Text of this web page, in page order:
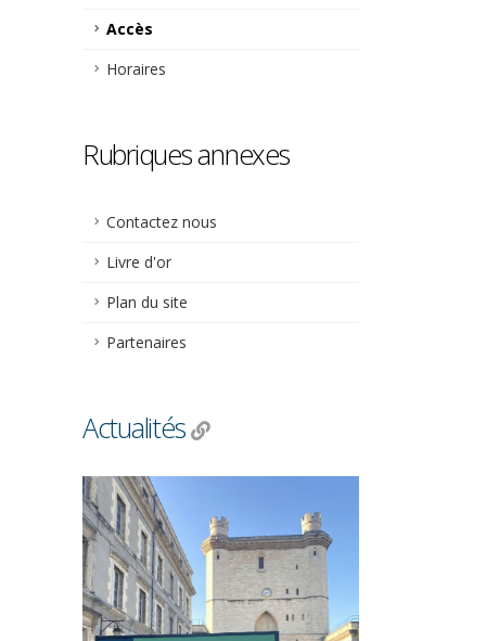
Accès
Horaires
Rubriques annexes
Contactez nous
Livre d'or
Plan du site
Partenaires
Actualités